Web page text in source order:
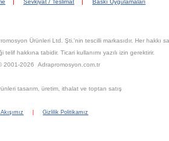
Ürünleri Ltd. Şti.'nin tescilli markasıdır. Her hakkı
hakkına tabidir. Ticari kullanımı yazılı izin gerektirir.
2001-2026 Adrapromosyon.com.tr
tasarım, üretim, ithalat ve toptan satış
Gizlilik Politikamız